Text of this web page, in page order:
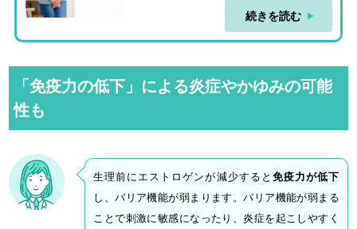
続きを読む
「免疫力の低下」による炎症やかゆみの可能
性も
生理前にエストロゲンが減少すると 免疫力が低下
し、バリア機能が弱まります。バリア機能が弱まる
ことで刺激に敏感になったり、炎症を起こしやすく